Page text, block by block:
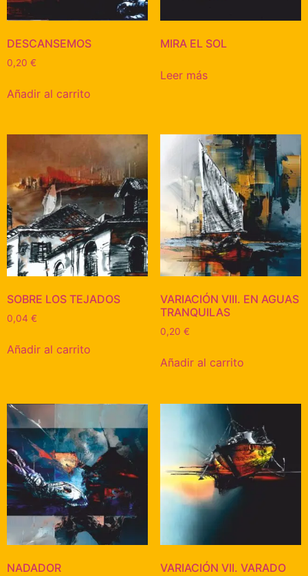
DESCANSEMOS
0,20 €
Añadir al carrito
MIRA EL SOL
Leer más
SOBRE LOS TEJADOS
0,04 €
Añadir al carrito
VARIACIÓN VIII. EN AGUAS
TRANQUILAS
0,20 €
Añadir al carrito
NADADOR VARIACIÓN VII. VARADO